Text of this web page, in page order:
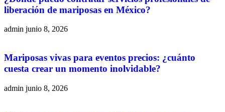
liberación de mariposas en México?
admin junio 8, 2026
Mariposas vivas para eventos precios: ¿cuánto
cuesta crear un momento inolvidable?
admin junio 8, 2026